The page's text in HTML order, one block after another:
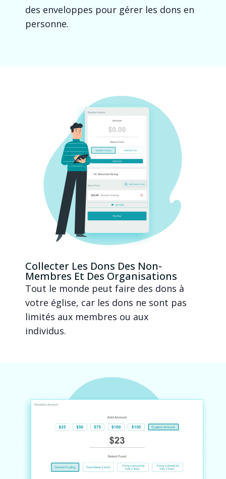
des enveloppes pour gérer les dons en
personne.
Collecter Les Dons Des Non-
Membres Et Des Organisations
Tout le monde peut faire des dons à
votre église, car les dons ne sont pas
limités aux membres ou aux
individus.